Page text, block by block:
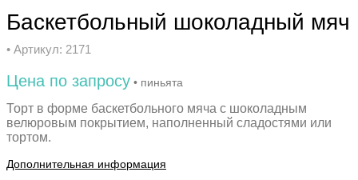
Баскетбольный шоколадный мяч
• Артикул: 2171
Цена по запросу • пиньята
Торт в форме баскетбольного мяча с шоколадным
велюровым покрытием, наполненный сладостями или
тортом.
Дополнительная информация